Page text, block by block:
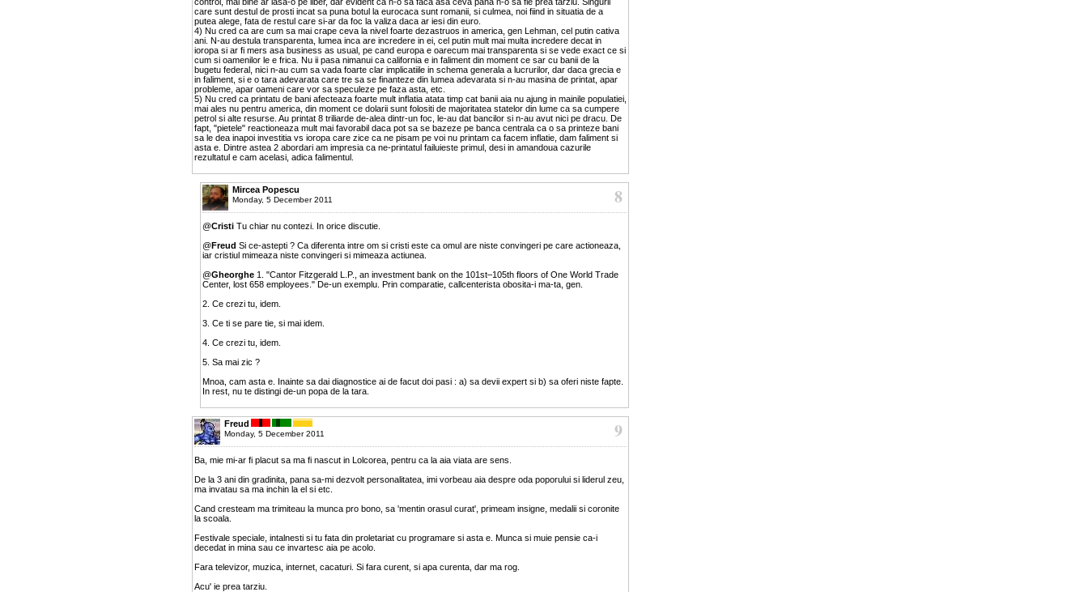
care sunt destul de prosti incat sa puna botul la eurocaca sunt romanii, si culmea, noi fiind in situatia de a
putea alege, fata de restul care si-ar da foc la valiza daca ar iesi din euro.
4) Nu cred ca are cum sa mai crape ceva la nivel foarte dezastruos in america, gen Lehman, cel putin cativa
ani. N-au destula transparenta, lumea inca are incredere in ei, cel putin mult mai multa incredere decat in
ioropa si ar fi mers asa business as usual, pe cand europa e oarecum mai transparenta si se vede exact ce si
cum si oamenilor le e frica. Nu ii pasa nimanui ca california e in faliment din moment ce sar cu banii de la
bugetu federal, nici n-au cum sa vada foarte clar implicatiile in schema generala a lucrurilor, dar daca grecia e
in faliment, si e o tara adevarata care tre sa se finanteze din lumea adevarata si n-au masina de printat, apar
probleme, apar oameni care vor sa speculeze pe faza asta, etc.
5) Nu cred ca printatu de bani afecteaza foarte mult inflatia atata timp cat banii aia nu ajung in mainile populatiei,
mai ales nu pentru america, din moment ce dolarii sunt folositi de majoritatea statelor din lume ca sa cumpere
petrol si alte resurse. Au printat 8 triliarde de-alea dintr-un foc, le-au dat bancilor si n-au avut nici pe dracu. De
fapt, "pietele" reactioneaza mult mai favorabil daca pot sa se bazeze pe banca centrala ca o sa printeze bani
sa le dea inapoi investitia vs ioropa care zice ca ne pisam pe voi nu printam ca facem inflatie, dam faliment si
asta e. Dintre astea 2 abordari am impresia ca ne-printatul failuieste primul, desi in amandoua cazurile
rezultatul e cam acelasi, adica falimentul.
8
Mircea Popescu
Monday, 5 December 2011
@Cristi Tu chiar nu contezi. In orice discutie.
@Freud Si ce-astepti ? Ca diferenta intre om si cristi este ca omul are niste convingeri pe care actioneaza,
iar cristiul mimeaza niste convingeri si mimeaza actiunea.
@Gheorghe 1. "Cantor Fitzgerald L.P., an investment bank on the 101st–105th floors of One World Trade
Center, lost 658 employees." De-un exemplu. Prin comparatie, callcenterista obosita-i ma-ta, gen.
2. Ce crezi tu, idem.
3. Ce ti se pare tie, si mai idem.
4. Ce crezi tu, idem.
5. Sa mai zic ?
Mnoa, cam asta e. Inainte sa dai diagnostice ai de facut doi pasi : a) sa devii expert si b) sa oferi niste fapte.
In rest, nu te distingi de-un popa de la tara.
9
Freud
Monday, 5 December 2011
Ba, mie mi-ar fi placut sa ma fi nascut in Lolcorea, pentru ca la aia viata are sens.
De la 3 ani din gradinita, pana sa-mi dezvolt personalitatea, imi vorbeau aia despre oda poporului si liderul zeu,
ma invatau sa ma inchin la el si etc.
Cand cresteam ma trimiteau la munca pro bono, sa 'mentin orasul curat', primeam insigne, medalii si coronite
la scoala.
Festivale speciale, intalnesti si tu fata din proletariat cu programare si asta e. Munca si muie pensie ca-i
decedat in mina sau ce invartesc aia pe acolo.
Fara televizor, muzica, internet, cacaturi. Si fara curent, si apa curenta, dar ma rog.
Acu' ie prea tarziu.